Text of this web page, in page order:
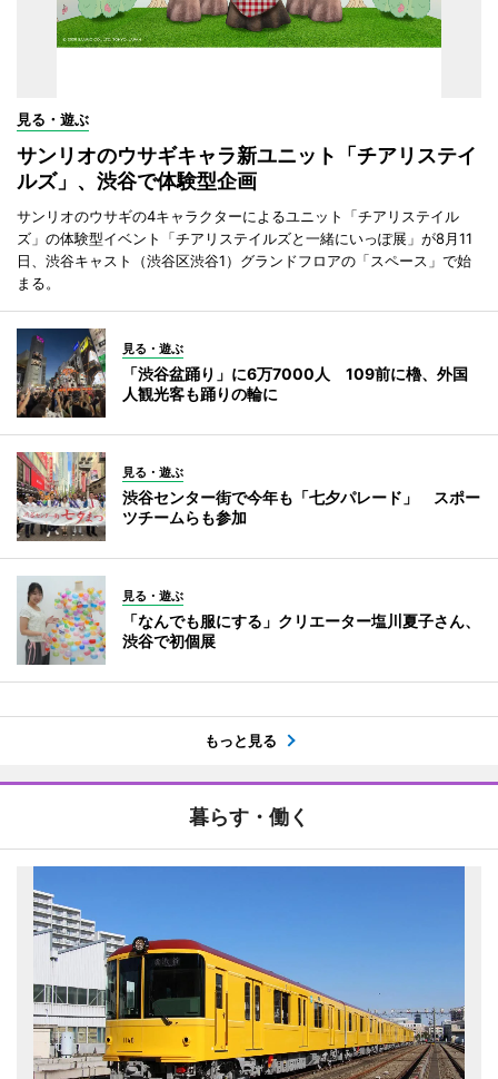
見る・遊ぶ
サンリオのウサギキャラ新ユニット「チアリステイ
ルズ」、渋谷で体験型企画
サンリオのウサギの4キャラクターによるユニット「チアリステイル
ズ」の体験型イベント「チアリステイルズと一緒にいっぽ展」が8月11
日、渋谷キャスト（渋谷区渋谷1）グランドフロアの「スペース」で始
まる。
見る・遊ぶ
「渋谷盆踊り」に6万7000人 109前に櫓、外国
人観光客も踊りの輪に
見る・遊ぶ
渋谷センター街で今年も「七夕パレード」 スポー
ツチームらも参加
見る・遊ぶ
「なんでも服にする」クリエーター塩川夏子さん、
渋谷で初個展
もっと見る
暮らす・働く